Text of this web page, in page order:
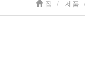
집 제품